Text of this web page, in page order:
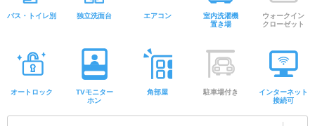
バス・トイレ別 独立洗面台 エアコン
室内洗濯機
置き場
ウォークイン
クローゼット
オートロック
TVモニター
ホン
角部屋 駐車場付き
インターネット
接続可